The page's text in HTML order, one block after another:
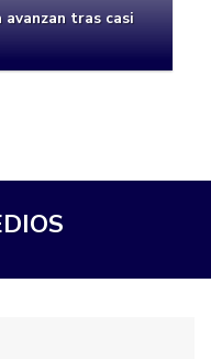
avanzan tras casi